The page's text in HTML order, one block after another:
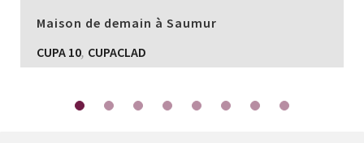
Maison de demain à Saumur
CUPA 10, CUPACLAD